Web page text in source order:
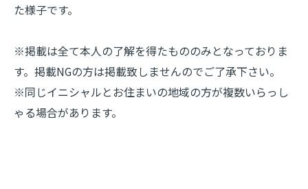
た様子です。
※掲載は全て本人の了解を得たもののみとなっておりま
す。掲載NGの方は掲載致しませんのでご了承下さい。
※同じイニシャルとお住まいの地域の方が複数いらっし
ゃる場合があります。